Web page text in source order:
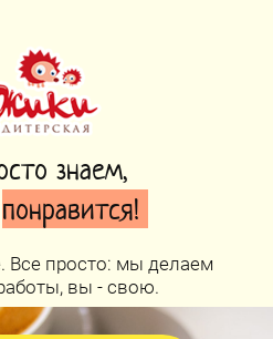
знаем,
понравится!
Все просто: мы делаем
вы - свою.